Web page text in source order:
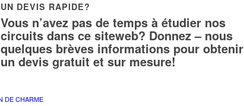
DE CHARME
UN DEVIS RAPIDE?
Vous n’avez pas de temps à étudier nos
circuits dans ce siteweb? Donnez – nous
quelques brèves informations pour obtenir
un devis gratuit et sur mesure!